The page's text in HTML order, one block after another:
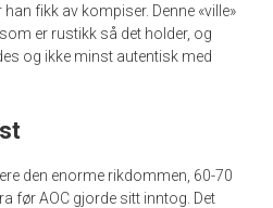
fikk av kompiser. Denne «ville»
er rustikk så det holder, og
og ikke minst autentisk med
den enorme rikdommen, 60-70
før AOC gjorde sitt inntog. Det